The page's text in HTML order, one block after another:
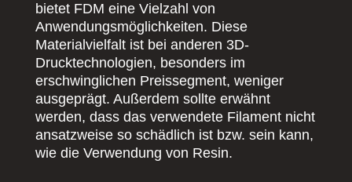
bietet FDM eine Vielzahl von
Anwendungsmöglichkeiten. Diese
Materialvielfalt ist bei anderen 3D-
Drucktechnologien, besonders im
erschwinglichen Preissegment, weniger
ausgeprägt. Außerdem sollte erwähnt
werden, dass das verwendete Filament nicht
ansatzweise so schädlich ist bzw. sein kann,
wie die Verwendung von Resin.